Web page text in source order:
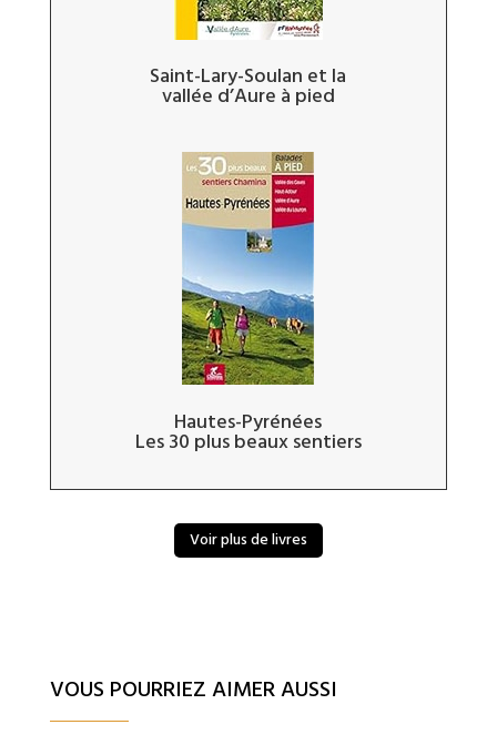
Saint-Lary-Soulan et la
vallée d’Aure à pied
Hautes-Pyrénées
Les 30 plus beaux sentiers
Voir plus de livres
VOUS POURRIEZ AIMER AUSSI